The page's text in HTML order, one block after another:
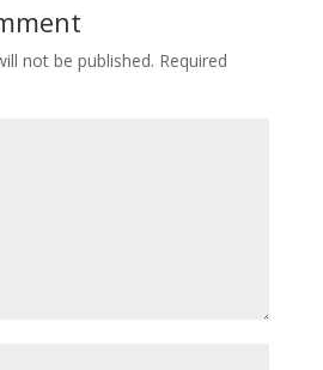
not be published. Required